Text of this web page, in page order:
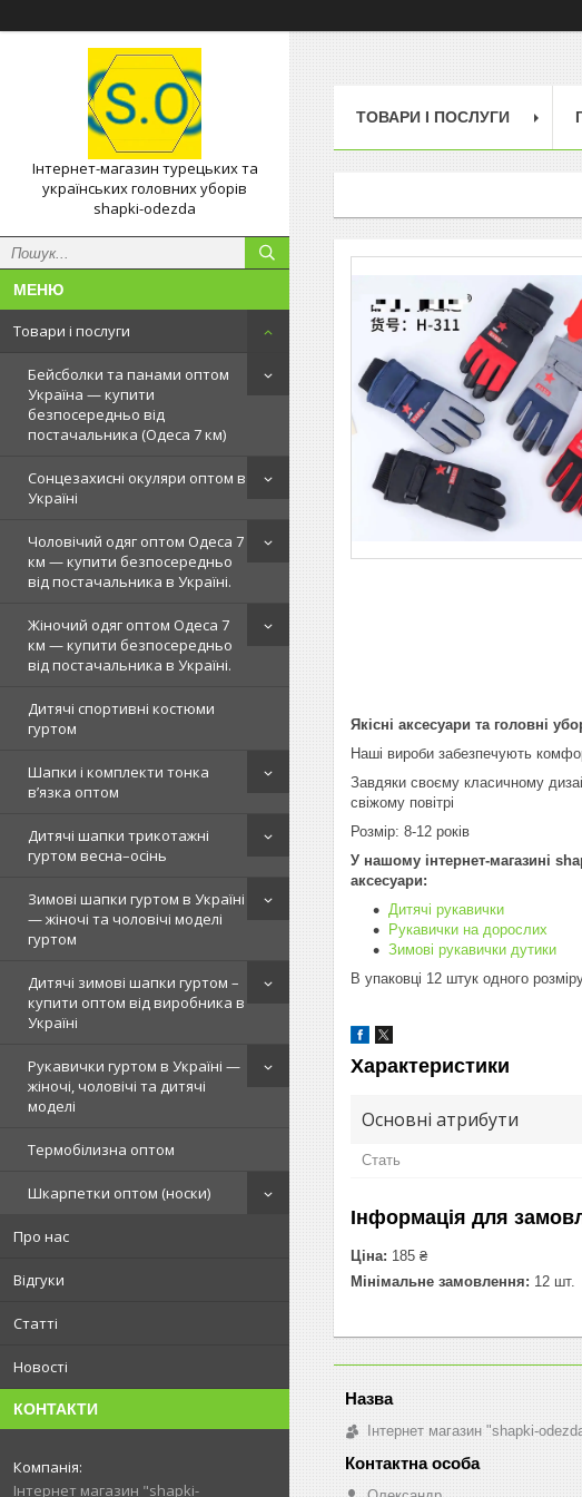
Інтернет-магазин турецьких та
українських головних уборів
shapki-odezda
Товари і послуги
Бейсболки та панами оптом
Україна — купити
безпосередньо від
постачальника (Одеса 7 км)
Сонцезахисні окуляри оптом в
Україні
Чоловічий одяг оптом Одеса 7
км — купити безпосередньо
від постачальника в Україні.
Жіночий одяг оптом Одеса 7
км — купити безпосередньо
від постачальника в Україні.
Дитячі спортивні костюми
гуртом
Шапки і комплекти тонка
в’язка оптом
Дитячі шапки трикотажні
гуртом весна–осінь
Зимові шапки гуртом в Україні
— жіночі та чоловічі моделі
гуртом
Дитячі зимові шапки гуртом –
купити оптом від виробника в
Україні
Рукавички гуртом в Україні —
жіночі, чоловічі та дитячі
моделі
Термобілизна оптом
Шкарпетки оптом (носки)
Про нас
Відгуки
Статті
Новості
КОНТАКТИ
Інтернет магазин "shapki-
ТОВАРИ І ПОСЛУГИ
Якісні аксесуари та головні
Наші вироби забезпечують
Завдяки своєму класичному
свіжому повітрі
Розмір: 8-12 років
У нашому інтернет-магазині
аксесуари:
Дитячі рукавички
Рукавички на дорослих
Зимові рукавички дутики
В упаковці 12 штук одного
Характеристики
Основні атрибути
Стать
Інформація для
Ціна: 185 ₴
Мінімальне замовлення: 12 шт.
Інтернет магазин "shapki-